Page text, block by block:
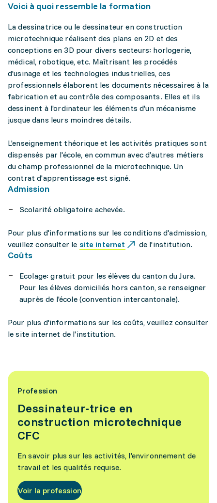
Voici à quoi ressemble la formation
La dessinatrice ou le dessinateur en construction
microtechnique réalisent des plans en 2D et des
conceptions en 3D pour divers secteurs: horlogerie,
médical, robotique, etc. Maîtrisant les procédés
d'usinage et les technologies industrielles, ces
professionnels élaborent les documents nécessaires à la
fabrication et au contrôle des composants. Elles et ils
dessinent à l'ordinateur les éléments d'un mécanisme
jusque dans leurs moindres détails.
L'enseignement théorique et les activités pratiques sont
dispensés par l'école, en commun avec d’autres métiers
du champ professionnel de la microtechnique. Un
contrat d'apprentissage est signé.
Admission
Scolarité obligatoire achevée.
Pour plus d'informations sur les conditions d'admission,
veuillez consulter le site internet de l'institution.
Coûts
Ecolage: gratuit pour les élèves du canton du Jura.
Pour les élèves domiciliés hors canton, se renseigner
auprès de l'école (convention intercantonale).
Pour plus d'informations sur les coûts, veuillez consulter
le site internet de l'institution.
Profession
Dessinateur-trice en
construction microtechnique
CFC
En savoir plus sur les activités, l’environnement de
travail et les qualités requise.
Voir la profession